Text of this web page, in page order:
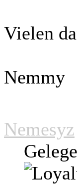
Vielen
Nemmy
Nemesyz